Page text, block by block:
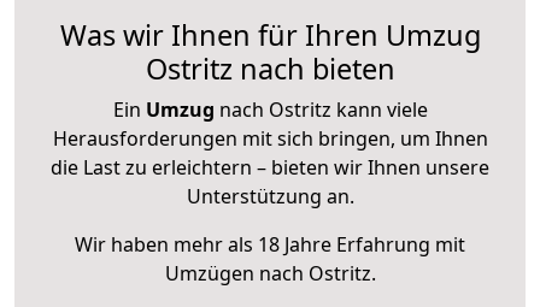
Was wir Ihnen für Ihren Umzug
Ostritz nach bieten
Ein Umzug nach Ostritz kann viele
Herausforderungen mit sich bringen, um Ihnen
die Last zu erleichtern – bieten wir Ihnen unsere
Unterstützung an.
Wir haben mehr als 18 Jahre Erfahrung mit
Umzügen nach Ostritz.